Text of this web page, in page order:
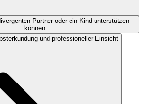
Partner oder ein Kind unterstützen
können
und professioneller Einsicht